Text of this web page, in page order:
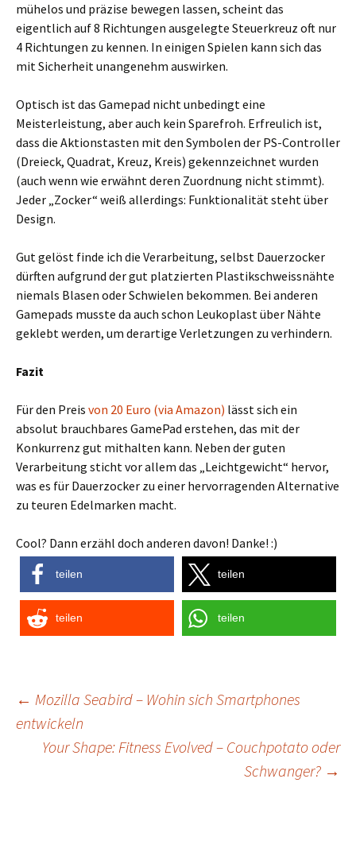
mühelos und präzise bewegen lassen, scheint das
eigentlich auf 8 Richtungen ausgelegte Steuerkreuz oft nur
4 Richtungen zu kennen. In einigen Spielen kann sich das
mit Sicherheit unangenehm auswirken.
Optisch ist das Gamepad nicht unbedingt eine
Meisterleistung, aber auch kein Sparefroh. Erfreulich ist,
dass die Aktionstasten mit den Symbolen der PS-Controller
(Dreieck, Quadrat, Kreuz, Kreis) gekennzeichnet wurden
(auch wenn wie erwähnt deren Zuordnung nicht stimmt).
Jeder „Zocker“ weiß allerdings: Funktionalität steht über
Design.
Gut gelöst finde ich die Verarbeitung, selbst Dauerzocker
dürften aufgrund der gut platzierten Plastikschweissnähte
niemals Blasen oder Schwielen bekommen. Bei anderen
Gamepads musste da auch schon Leukoplast über Nähte
geklebt werden, um derartige Verletzungen zu verhindern.
Fazit
Für den Preis von 20 Euro (via Amazon) lässt sich ein
absolut brauchbares GamePad erstehen, das mit der
Konkurrenz gut mithalten kann. Neben der guten
Verarbeitung sticht vor allem das „Leichtgewicht“ hervor,
was es für Dauerzocker zu einer hervorragenden Alternative
zu teuren Edelmarken macht.
Cool? Dann erzähl doch anderen davon! Danke! :)
teilen teilen
teilen teilen
Post
navigation
← Mozilla Seabird – Wohin sich Smartphones
entwickeln
Your Shape: Fitness Evolved – Couchpotato oder
Schwanger? →